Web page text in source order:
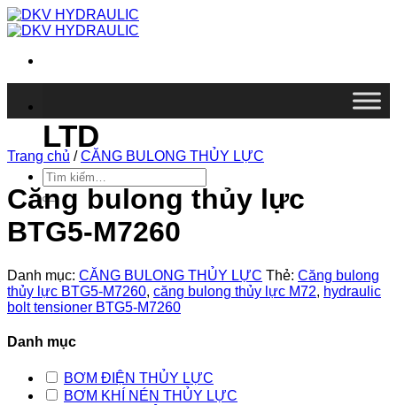
Chuyển
đến
dung
LTD
Tìm
kiếm:
Trang chủ / CĂNG BULONG THỦY LỰC
Căng bulong thủy lực
BTG5-M7260
Danh mục: CĂNG BULONG THỦY LỰC Thẻ: Căng bulong
thủy lực BTG5-M7260, căng bulong thủy lực M72, hydraulic
bolt tensioner BTG5-M7260
Danh mục
BƠM ĐIỆN THỦY LỰC
BƠM KHÍ NÉN THỦY LỰC